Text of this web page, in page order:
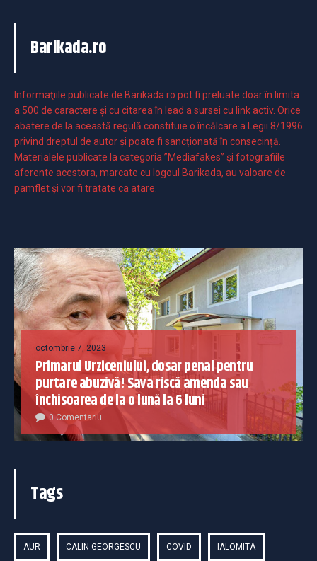
Barikada.ro
Informaţiile publicate de Barikada.ro pot fi preluate doar în limita
a 500 de caractere şi cu citarea în lead a sursei cu link activ. Orice
abatere de la această regulă constituie o încălcare a Legii 8/1996
privind dreptul de autor și poate fi sancționată în consecință.
Materialele publicate la categoria ”Mediafakes” și fotografiile
aferente acestora, marcate cu logoul Barikada, au valoare de
pamflet și vor fi tratate ca atare.
octombrie 7, 2023
Primarul Urziceniului, dosar penal pentru
purtare abuzivă! Sava riscă amenda sau
închisoarea de la o lună la 6 luni
0 Comentariu
Tags
AUR CALIN GEORGESCU COVID IALOMITA